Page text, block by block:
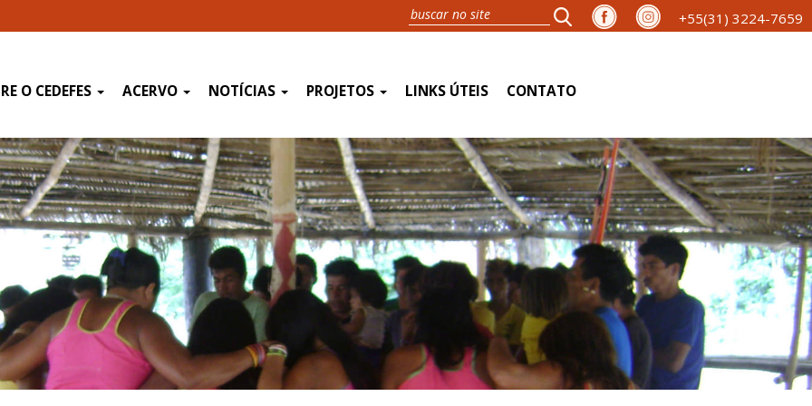
+55(31) 3224-7659
O CEDEFES ACERVO NOTÍCIAS PROJETOS LINKS ÚTEIS CONTATO